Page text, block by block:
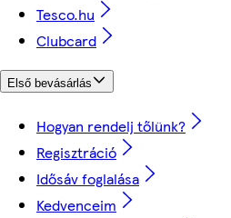
Tesco.hu
Clubcard
Első bevásárlás
Hogyan rendelj tőlünk?
Regisztráció
Idősáv foglalása
Kedvenceim